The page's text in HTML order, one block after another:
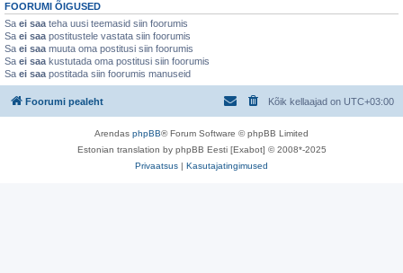
FOORUMI ÕIGUSED
Sa ei saa teha uusi teemasid siin foorumis
Sa ei saa postitustele vastata siin foorumis
Sa ei saa muuta oma postitusi siin foorumis
Sa ei saa kustutada oma postitusi siin foorumis
Sa ei saa postitada siin foorumis manuseid
Foorumi pealeht Kõik kellaajad on UTC+03:00
Arendas phpBB® Forum Software © phpBB Limited
Estonian translation by phpBB Eesti [Exabot] © 2008*-2025
Privaatsus | Kasutajatingimused